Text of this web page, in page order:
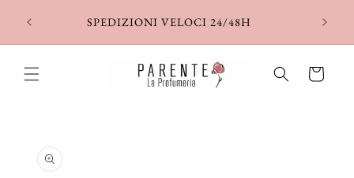
direttamente
SPEDIZIONI VELOCI 24/48H
Carrello
informazioni
sul prodotto